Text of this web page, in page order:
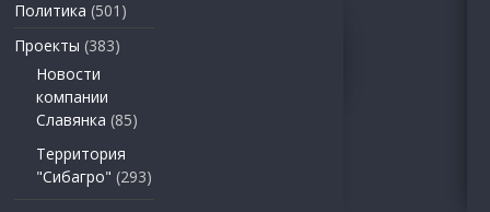
Политика (501)
Проекты (383)
Новости
компании
Славянка (85)
Территория
"Сибагро" (293)